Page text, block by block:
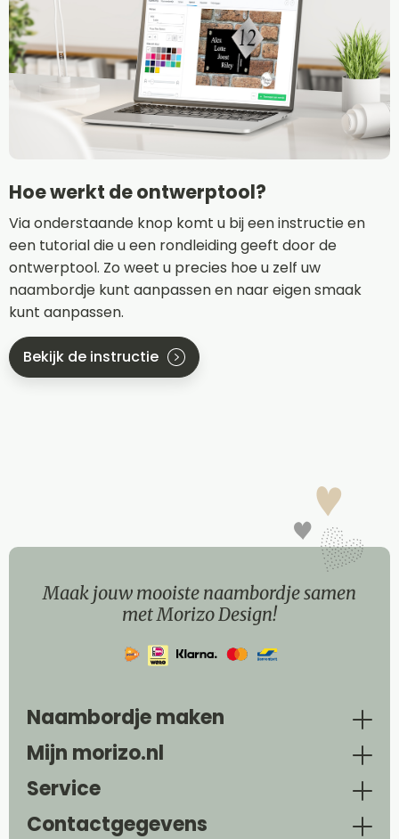
Hoe werkt de ontwerptool?
Via onderstaande knop komt u bij een instructie en
een tutorial die u een rondleiding geeft door de
ontwerptool. Zo weet u precies hoe u zelf uw
naambordje kunt aanpassen en naar eigen smaak
kunt aanpassen.
Bekijk de instructie
Maak jouw mooiste naambordje samen
met Morizo Design!
Naambordje maken
Mijn morizo.nl
Service
Contactgegevens